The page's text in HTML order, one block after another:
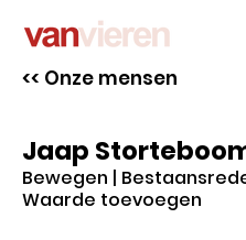
<< Onze mensen
Jaap
Bewegen |
Waarde toevoegen